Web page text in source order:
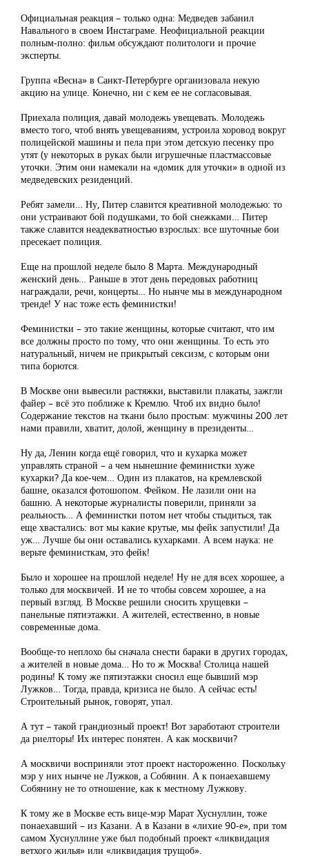
Официальная реакция – только одна: Медведев забанил
Навального в своем Инстаграме. Неофициальной реакции
полным-полно: фильм обсуждают политологи и прочие
эксперты.
Группа «Весна» в Санкт-Петербурге организовала некую
акцию на улице. Конечно, ни с кем ее не согласовывая.
Приехала полиция, давай молодежь увещевать. Молодежь
вместо того, чтоб внять увещеваниям, устроила хоровод вокруг
полицейской машины и пела при этом детскую песенку про
утят (у некоторых в руках были игрушечные пластмассовые
уточки. Этим они намекали на «домик для уточки» в одной из
медведевских резиденций.
Ребят замели… Ну, Питер славится креативной молодежью: то
они устраивают бой подушками, то бой снежками… Питер
также славится неадекватностью взрослых: все шуточные бои
пресекает полиция.
Еще на прошлой неделе было 8 Марта. Международный
женский день… Раньше в этот день передовых работниц
награждали, речи, концерты… Но нынче мы в международном
тренде! У нас тоже есть феминистки!
Феминистки – это такие женщины, которые считают, что им
все должны просто по тому, что они женщины. То есть это
натуральный, ничем не прикрытый сексизм, с которым они
типа борются.
В Москве они вывесили растяжки, выставили плакаты, зажгли
файер – всё это поближе к Кремлю. Чтоб их видно было!
Содержание текстов на ткани было простым: мужчины 200 лет
нами правили, хватит, долой, женщину в президенты…
Ну да, Ленин когда ещё говорил, что и кухарка может
управлять страной – а чем нынешние феминистки хуже
кухарки? Да кое-чем… Один из плакатов, на кремлевской
башне, оказался фотошопом. Фейком. Не лазили они на
башню. А некоторые журналисты поверили, приняли за
реальность… А феминистки потом нет чтобы стыдиться, так
еще хвастались: вот мы какие крутые, мы фейк запустили! Да
уж… Лучше бы они оставались кухарками. А всем наука: не
верьте феминисткам, это фейк!
Было и хорошее на прошлой неделе! Ну не для всех хорошее, а
только для москвичей. И не то чтобы совсем хорошее, а на
первый взгляд. В Москве решили сносить хрущевки –
панельные пятиэтажки. А жителей, естественно, в новые
современные дома.
Вообще-то неплохо бы сначала снести бараки в других городах,
а жителей в новые дома… Но то ж Москва! Столица нашей
родины! К тому же пятиэтажки сносил еще бывший мэр
Лужков… Тогда, правда, кризиса не было. А сейчас есть!
Строительный рынок, говорят, упал.
А тут – такой грандиозный проект! Вот заработают строители
да риелторы! Их интерес понятен. А как москвичи?
А москвичи восприняли этот проект настороженно. Поскольку
мэр у них нынче не Лужков, а Собянин. А к понаехавшему
Собянину не то отношение, как к местному Лужкову.
К тому же в Москве есть вице-мэр Марат Хуснуллин, тоже
понаехавший – из Казани. А в Казани в «лихие 90-е», при том
самом Хуснуллине уже был подобный проект «ликвидация
ветхого жилья» или «ликвидация трущоб».